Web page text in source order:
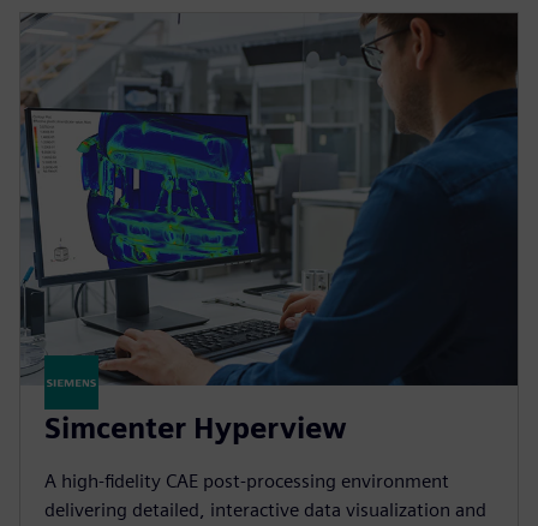
Simcenter Hyperview
A high‑fidelity CAE post‑processing environment
delivering detailed, interactive data visualization and